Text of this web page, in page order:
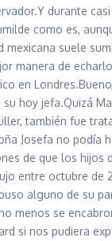
durante
como es,
suele
manera de
en
hoy jefa.Quizá
también fue
Josefa no podía
de que los hijos
entre octubre de
alguno de su
menos se
si nos pudiera